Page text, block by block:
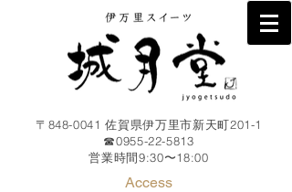
〒848-0041 佐賀県伊万里市新天町201-1
☎︎0955-22-5813
​営業時間9:30〜18:00
Access